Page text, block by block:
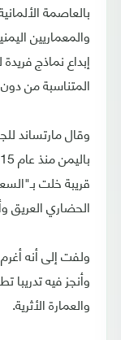
بالعاصمة
والمعماريين
إبداع نماذج
المتناسبة من
وقال مارتساند
قريبة خلت
الحضاري العريق
ولفت إلى أنه أغرم
والعمارة الأثرية.